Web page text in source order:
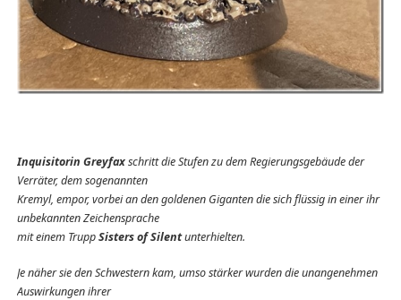
Inquisitorin Greyfaxschritt die Stufen zu dem Regierungsgebäude der
Verräter, dem sogenannten
Kremyl, empor, vorbei an den goldenen Giganten die sich flüssig in einer ihr
unbekannten Zeichensprache
mit einem TruppSisters of Silentunterhielten.
Je näher sie den Schwestern kam, umso stärker wurden die unangenehmen
Auswirkungen ihrer